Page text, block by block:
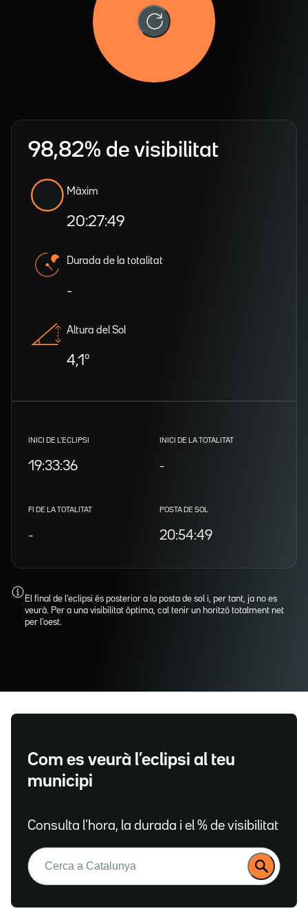
98,82% de visibilitat
Màxim
20:27:49
Durada de la totalitat
-
Altura del Sol
4,1º
INICI DE L'ECLIPSI
19:33:36
INICI DE LA TOTALITAT
-
FI DE LA TOTALITAT
-
POSTA DE SOL
20:54:49
El final de l'eclipsi és posterior a la posta de sol i, per tant, ja no es
veurà. Per a una visibilitat òptima, cal tenir un horitzó totalment net
per l'oest.
Com es veurà l’eclipsi al teu
municipi
Consulta l’hora, la durada i el % de visibilitat
Buscar: